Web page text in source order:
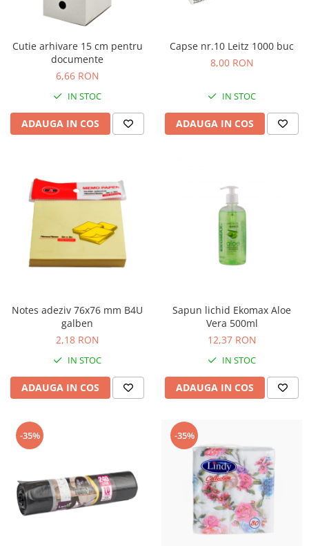
Cutie arhivare 15 cm pentru
documente
6,66 RON
IN STOC
ADAUGA IN COS
Capse nr.10 Leitz 1000 buc
8,00 RON
IN STOC
ADAUGA IN COS
Notes adeziv 76x76 mm B4U
galben
2,18 RON
IN STOC
ADAUGA IN COS
Sapun lichid Ekomax Aloe
Vera 500ml
12,37 RON
IN STOC
ADAUGA IN COS
-35% -35%